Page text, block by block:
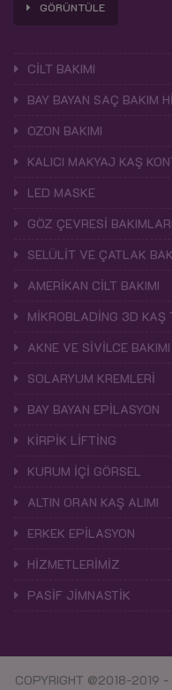
GÖRÜNTÜLE
CİLT BAKIMI
BAY BAYAN SAÇ BAKIM
OZON BAKIMI
KALICI MAKYAJ KAŞ
LED MASKE
GÖZ ÇEVRESİ BAKIMLARI
SELÜLİT VE ÇATLAK
AMERİKAN CİLT BAKIMI
MİKROBLADİNG 3D KAŞ
AKNE VE SİVİLCE BAKIMI
SOLARYUM KREMLERİ
BAY BAYAN EPİLASYON
KİRPİK LİFTİNG
KURUM İÇİ GÖRSEL
ALTIN ORAN KAŞ ALIMI
ERKEK EPİLASYON
HİZMETLERİMİZ
PASİF JİMNASTİK
COPYRIGHT @2018-2019 -